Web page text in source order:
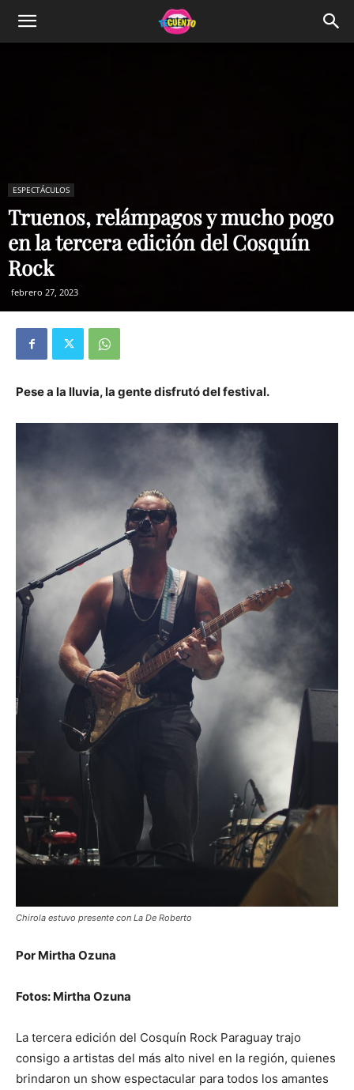
ESPECTÁCULOS
Truenos, relámpagos y mucho pogo
en la tercera edición del Cosquín
Rock
febrero 27, 2023
Pese a la lluvia, la gente disfrutó del festival.
Chirola estuvo presente con La De Roberto
Por Mirtha Ozuna
Fotos: Mirtha Ozuna
La tercera edición del Cosquín Rock Paraguay trajo
consigo a artistas del más alto nivel en la región, quienes
brindaron un show espectacular para todos los amantes